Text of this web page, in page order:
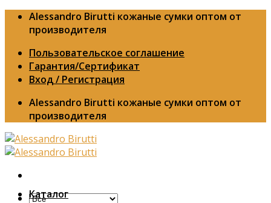
Skip Alessandro Birutti кожаные сумки оптом от
производителя
Пользовательское соглашение
Гарантия/Сертификат
Вход / Регистрация
Alessandro Birutti кожаные сумки оптом от
производителя
Каталог